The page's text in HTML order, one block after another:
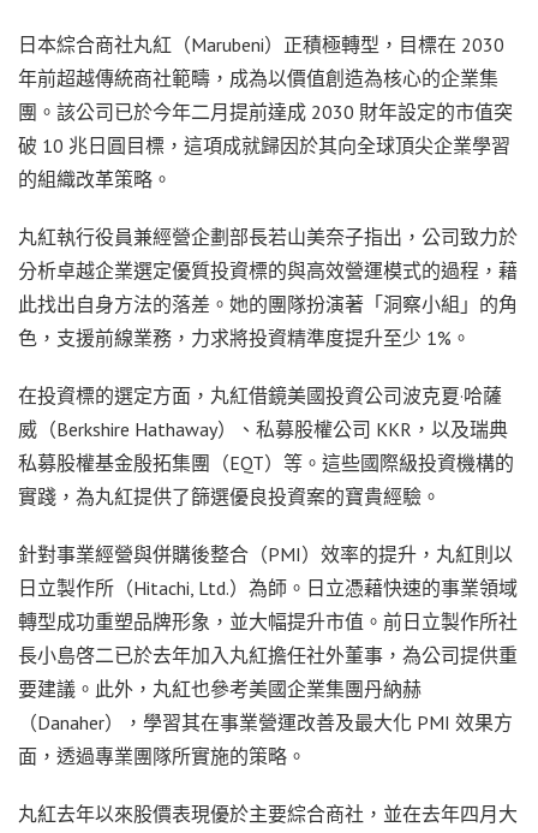
日本綜合商社丸紅（Marubeni）正積極轉型，目標在 2030
年前超越傳統商社範疇，成為以價值創造為核心的企業集
團。該公司已於今年二月提前達成 2030 財年設定的市值突
破 10 兆日圓目標，這項成就歸因於其向全球頂尖企業學習
的組織改革策略。
丸紅執行役員兼經營企劃部長若山美奈子指出，公司致力於
分析卓越企業選定優質投資標的與高效營運模式的過程，藉
此找出自身方法的落差。她的團隊扮演著「洞察小組」的角
色，支援前線業務，力求將投資精準度提升至少 1%。
在投資標的選定方面，丸紅借鏡美國投資公司波克夏·哈薩
威（Berkshire Hathaway）、私募股權公司 KKR，以及瑞典
私募股權基金殷拓集團（EQT）等。這些國際級投資機構的
實踐，為丸紅提供了篩選優良投資案的寶貴經驗。
針對事業經營與併購後整合（PMI）效率的提升，丸紅則以
日立製作所（Hitachi, Ltd.）為師。日立憑藉快速的事業領域
轉型成功重塑品牌形象，並大幅提升市值。前日立製作所社
長小島啓二已於去年加入丸紅擔任社外董事，為公司提供重
要建議。此外，丸紅也參考美國企業集團丹納赫
（Danaher），學習其在事業營運改善及最大化 PMI 效果方
面，透過專業團隊所實施的策略。
丸紅去年以來股價表現優於主要綜合商社，並在去年四月大